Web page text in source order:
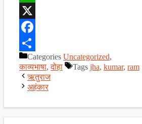
WhatsApp
X
Facebook
ShareCategories Uncategorized,
काव्यभाषा,दोहा Tags jha, kumar, ram
ऋतुराज
अहंकार